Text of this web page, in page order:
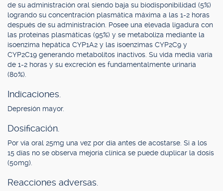
de su administración oral siendo baja su biodisponibilidad (5%)
logrando su concentración plasmática máxima a las 1-2 horas
después de su administración. Posee una elevada ligadura con
las proteínas plasmáticas (95%) y se metaboliza mediante la
isoenzima hepática CYP1A2 y las isoenzimas CYP2C9 y
CYP2C19 generando metabolitos inactivos. Su vida media varía
de 1-2 horas y su excreción es fundamentalmente urinaria
(80%).
Indicaciones.
Depresión mayor.
Dosificación.
Por vía oral 25mg una vez por día antes de acostarse. Si a los
15 días no se observa mejoría clínica se puede duplicar la dosis
(50mg).
Reacciones adversas.